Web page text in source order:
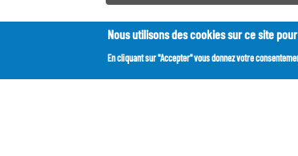
FacebookTwitterLinkedIn
Nous utilisons des cookies sur ce site
En cliquant sur "Accepter" vous donnez votre